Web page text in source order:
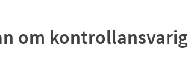
om kontrollansvarig